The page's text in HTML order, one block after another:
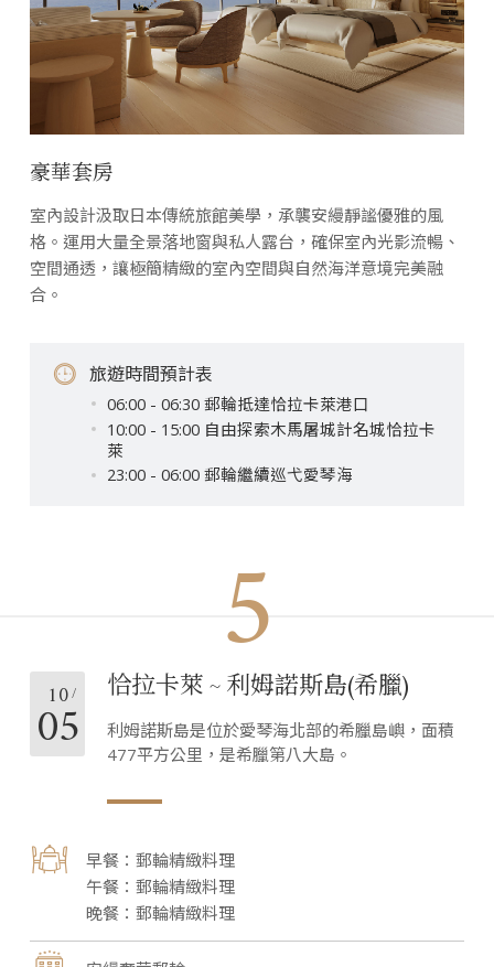
豪華套房
室內設計汲取日本傳統旅館美學，承襲安縵靜謐優雅的風
格。運用大量全景落地窗與私人露台，確保室內光影流暢、
空間通透，讓極簡精緻的室內空間與自然海洋意境完美融
合。
旅遊時間預計表
06:00 - 06:30 郵輪抵達恰拉卡萊港口
10:00 - 15:00 自由探索木馬屠城計名城恰拉卡
萊
23:00 - 06:00 郵輪繼續巡弋愛琴海
5
10
05
恰拉卡萊 ~ 利姆諾斯島(希臘)
利姆諾斯島是位於愛琴海北部的希臘島嶼，面積
477平方公里，是希臘第八大島。
郵輪精緻料理
郵輪精緻料理
郵輪精緻料理